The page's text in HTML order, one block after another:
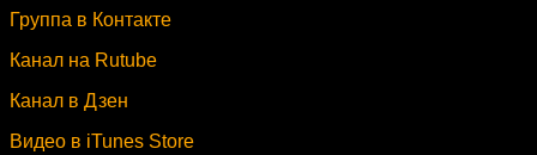
Группа в Контакте
Канал на Rutube
Канал в Дзен
Видео в iTunes Store